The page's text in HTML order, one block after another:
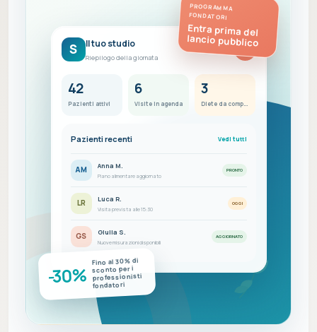
PROGRAMMA
FONDATORI
Entra prima del
lancio pubblico
S Il tuo studio
Riepilogo della giornata
FC
42
Pazienti attivi
6
Visite in agenda
3
Pazienti recenti Vedi tutti
AM Anna M.
Piano alimentare aggiornato
PRONTO
LR Luca R.
Visita prevista alle 15:30
OGGI
GS Giulia S.
Nuove misurazioni disponibili
AGGIORNATO
-30%
Fino al 30% di
sconto per i
professionisti
fondatori